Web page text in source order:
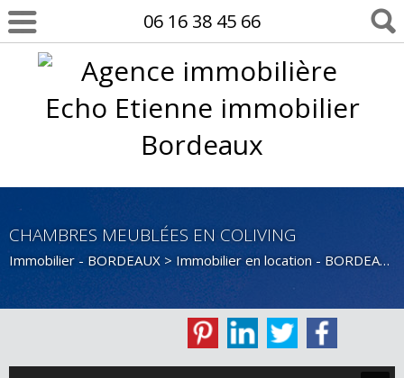
06 16 38 45 66
CHAMBRES MEUBLÉES EN COLIVING
Immobilier - BORDEAUX > Immobilier en location - BORDEAUX